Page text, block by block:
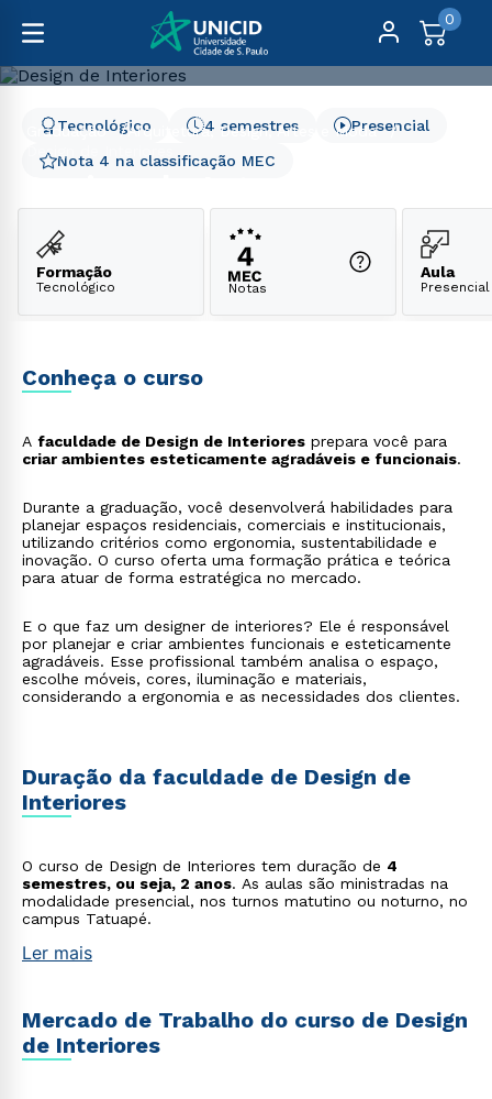
0
Graduação
Arquitetura, Design, Artes e Moda
Design de Interiores
Nota 4 na classificação MEC
4 semestres
Tecnológico Presencial
Formação
Tecnológico Notas
Aula
Presencial
Conheça o curso
A faculdade de Design de Interiores prepara você para
criar ambientes esteticamente agradáveis e funcionais.
Durante a graduação, você desenvolverá habilidades para
planejar espaços residenciais, comerciais e institucionais,
utilizando critérios como ergonomia, sustentabilidade e
inovação. O curso oferta uma formação prática e teórica
para atuar de forma estratégica no mercado.
E o que faz um designer de interiores? Ele é responsável
por planejar e criar ambientes funcionais e esteticamente
agradáveis. Esse profissional também analisa o espaço,
escolhe móveis, cores, iluminação e materiais,
considerando a ergonomia e as necessidades dos clientes.
Duração da faculdade de Design de
Interiores
O curso de Design de Interiores tem duração de 4
semestres, ou seja, 2 anos. As aulas são ministradas na
modalidade presencial, nos turnos matutino ou noturno, no
campus Tatuapé.
Ler mais
Mercado de Trabalho do curso de Design
de Interiores